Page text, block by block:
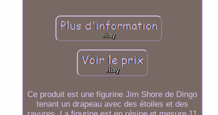
Ce produit est une figurine Jim Shore de Dingo
tenant un drapeau avec des étoiles et des